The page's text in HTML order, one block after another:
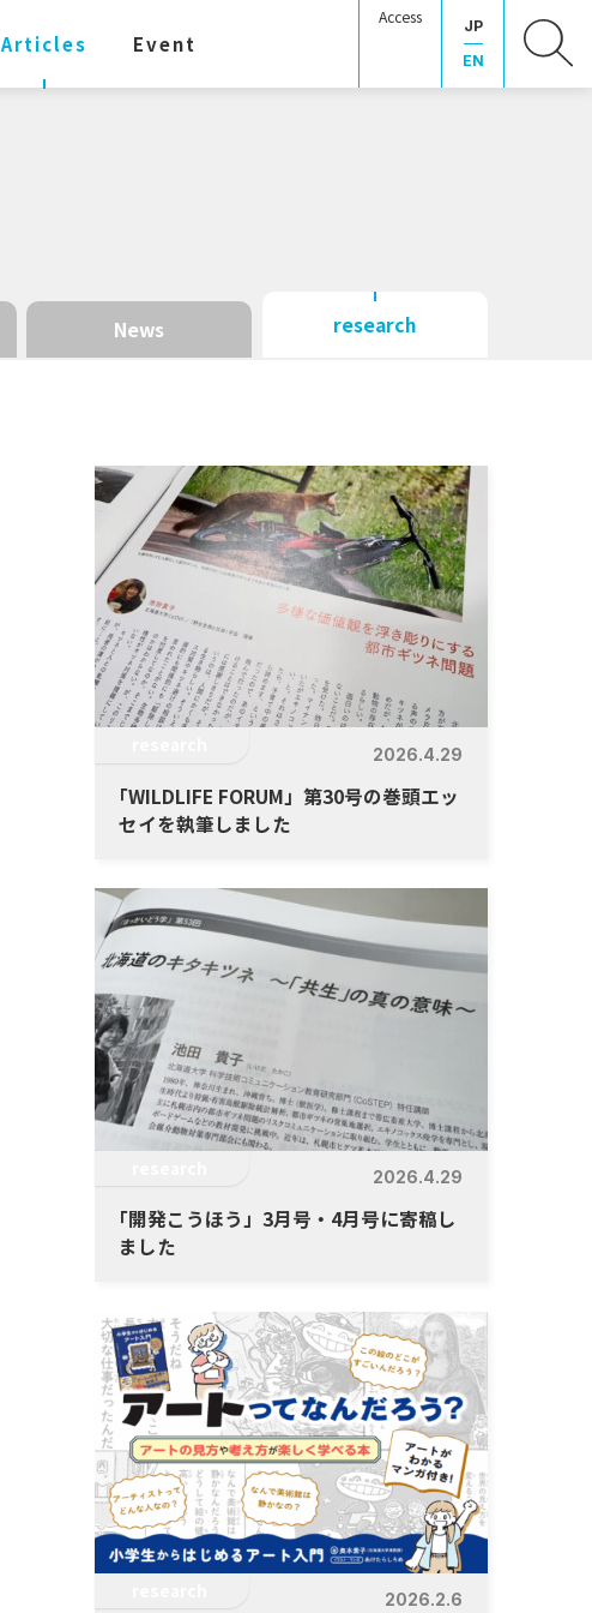
Articles Event
Access
JP
EN
News research
2026.4.29
「WILDLIFE FORUM」第30号の巻頭エッ
セイを執筆しました
2026.4.29
「開発こうほう」3月号・4月号に寄稿し
ました
2026.2.6